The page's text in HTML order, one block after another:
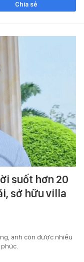
Chia sẻ
suốt hơn 20
sở hữu villa
anh còn được nhiều